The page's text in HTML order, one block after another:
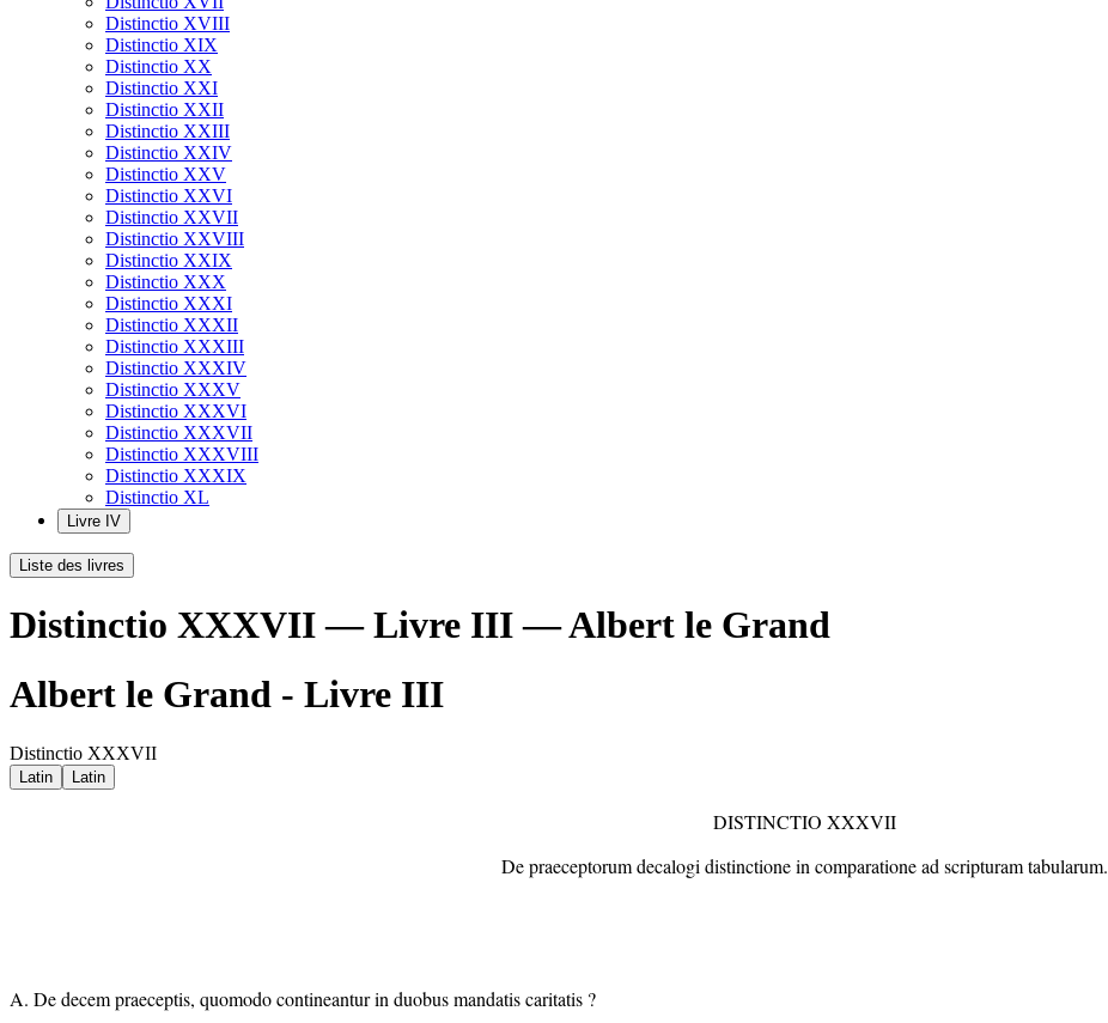
Distinctio XVIII
Distinctio XIX
Distinctio XX
Distinctio XXI
Distinctio XXII
Distinctio XXIII
Distinctio XXIV
Distinctio XXV
Distinctio XXVI
Distinctio XXVII
Distinctio XXVIII
Distinctio XXIX
Distinctio XXX
Distinctio XXXI
Distinctio XXXII
Distinctio XXXIII
Distinctio XXXIV
Distinctio XXXV
Distinctio XXXVI
Distinctio XXXVII
Distinctio XXXVIII
Distinctio XXXIX
Distinctio XL
Livre IV
Liste des livres
Distinctio XXXVII — Livre III — Albert le Grand
Albert le Grand - Livre III
Distinctio XXXVII
Latin Latin
DISTINCTIO XXXVII
De praeceptorum decalogi distinctione in comparatione ad scripturam tabularum.
A. De decem praeceptis, quomodo contineantur in duobus mandatis caritatis ?